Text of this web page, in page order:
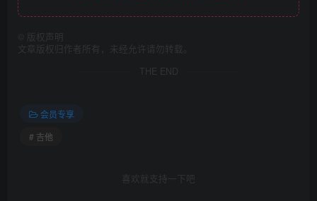
版权声明
文章版权归作者所有，未经允许请勿转载。
THE END
会员专享
# 吉他
喜欢就支持一下吧